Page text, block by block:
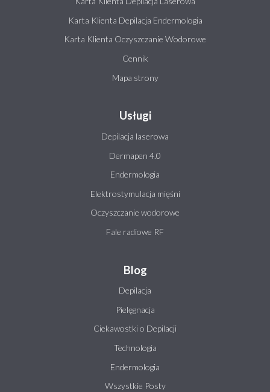
Karta Klienta Depilacja Endermologia
Karta Klienta Oczyszczanie Wodorowe
Cennik
Mapa strony
Usługi
Depilacja laserowa
Dermapen 4.0
Endermologia
Elektrostymulacja mięśni
Oczyszczanie wodorowe
Fale radiowe RF
Blog
Depilacja
Pielęgnacja
Ciekawostki o Depilacji
Technologia
Endermologia
Wszystkie Posty